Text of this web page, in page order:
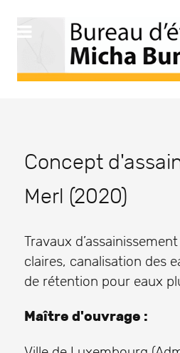
Concept
Merl (2020)
Travaux
claires, canalisation des
de rétention pour eaux
Maître d'ouvrage :